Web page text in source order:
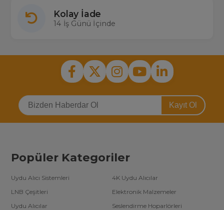
Kolay İade
14 İş Günü İçinde
Kayıt Ol
Popüler Kategoriler
Uydu Alıcı Sistemleri
4K Uydu Alıcılar
LNB Çeşitleri
Elektronik Malzemeler
Uydu Alıcılar
Seslendirme Hoparlörleri